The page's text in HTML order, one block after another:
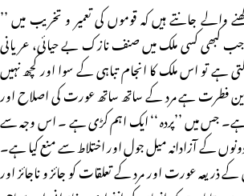
والے جانتے ہیں کہ قوموں کی تعمیر و تخریب میں ’’
کبھی کسی ملک میں صنف نازک بے حیائی، عریانی
ہے تو اس ملک کا انجام تباہی کے سوا اور کچھ نہیں
فطرت ہے مرد کے ساتھ ساتھ عورت کی اصلاح اور
ہے۔ جس میں ’’پردہ ‘‘ ایک اہم کڑی ہے ۔ اس وجہ سے
کے آزادانہ میل جول اور اختلاط سے منع کیا ہے۔
کے ذریعہ عورت اور مرد کے تعلقات کو جائز و ناجائز اور